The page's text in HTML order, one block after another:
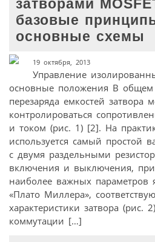
затворами
базовые
основные схемы
19 октября, 2013
Управление
основные положения В общем
перезаряда емкостей затвора
контролироваться
и током (рис. 1) [2]. На
используется самый простой
с двумя раздельными
включения и выключения,
наиболее важных параметров
«Плато Миллера»,
характеристики затвора (рис.
коммутации […]